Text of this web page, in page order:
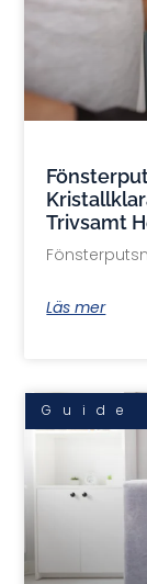
Trivsamt
Läs mer
Guide